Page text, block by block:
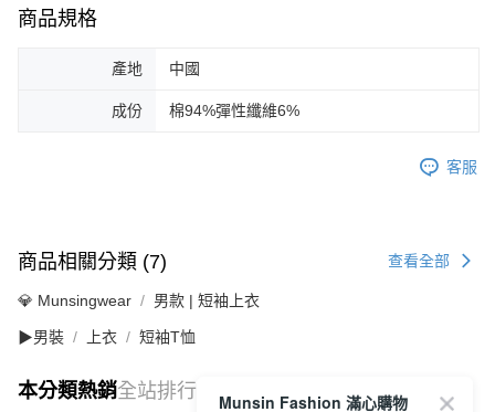
商品規格
產地 中國
成份 棉94%彈性纖維6%
客服
商品相關分類 (7) 查看全部
💎 Munsingwear 男款 | 短袖上衣
▶男裝 上衣 短袖T恤
本分類熱銷全站排行
Munsin Fashion 滿心購物